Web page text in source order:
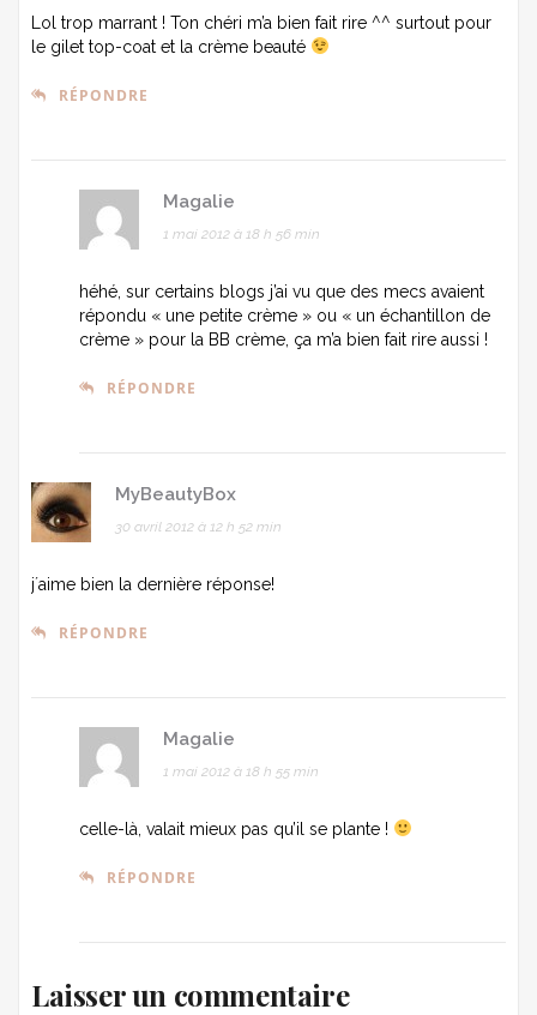
Lol trop marrant ! Ton chéri m’a bien fait rire ^^ surtout pour
le gilet top-coat et la crème beauté
RÉPONDRE
Magalie
1 mai 2012 à 18 h 56 min
héhé, sur certains blogs j’ai vu que des mecs avaient
répondu « une petite crème » ou « un échantillon de
crème » pour la BB crème, ça m’a bien fait rire aussi !
RÉPONDRE
MyBeautyBox
30 avril 2012 à 12 h 52 min
j´aime bien la dernière réponse!
RÉPONDRE
Magalie
1 mai 2012 à 18 h 55 min
celle-là, valait mieux pas qu’il se plante !
RÉPONDRE
Laisser un commentaire